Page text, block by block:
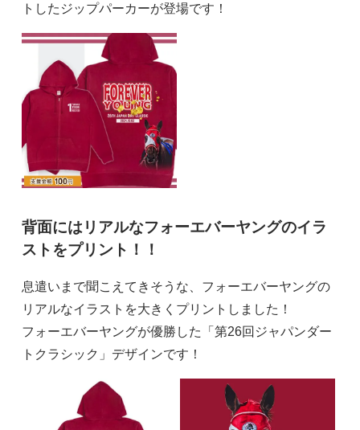
トしたジップパーカーが登場です！
背面にはリアルなフォーエバーヤングのイラ
ストをプリント！！
息遣いまで聞こえてきそうな、フォーエバーヤングの
リアルなイラストを大きくプリントしました！
フォーエバーヤングが優勝した「第26回ジャパンダー
トクラシック」デザインです！